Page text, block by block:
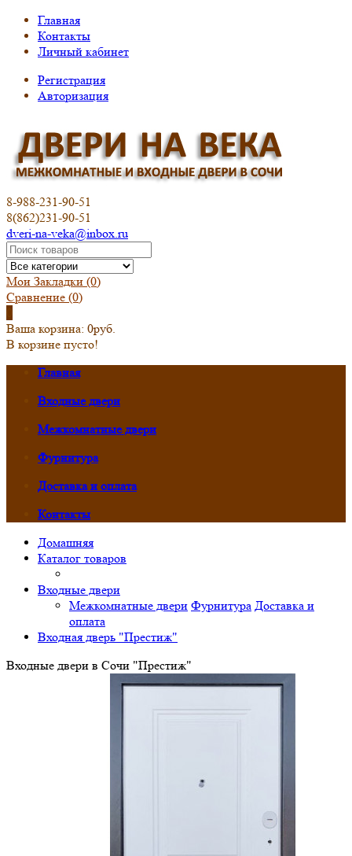
Главная
Контакты
Личный кабинет
Регистрация
Авторизация
8-988-231-90-51
8(862)231-90-51
dveri-na-veka@inbox.ru
Мои Закладки (0)
Сравнение (0)
Ваша корзина: 0руб.
В корзине пусто!
Главная
Входные двери
Межкомнатные двери
Фурнитура
Доставка и оплата
Контакты
Домашняя
Каталог товаров
Входные двери
Межкомнатные двери Фурнитура Доставка и
оплата
Входная дверь "Престиж"
Входные двери в Сочи "Престиж"